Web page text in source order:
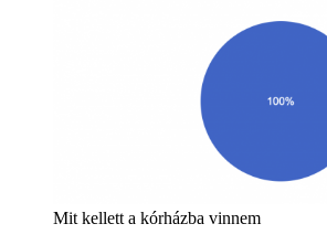
Mit kellett a kórházba vinnem